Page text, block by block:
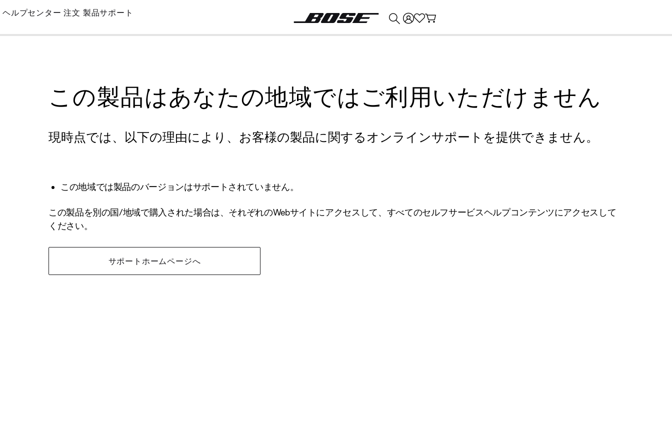
Skip
Main
ヘルプセンター 注文 製品サポート
この製品はあなたの地域ではご利用いただけません
現時点では、以下の理由により、お客様の製品に関するオンラインサポートを提供できません。
この地域では製品のバージョンはサポートされていません。
この製品を別の国/地域で購入された場合は、それぞれのWebサイトにアクセスして、すべてのセルフサービスヘルプコンテンツにアクセスして
ください。
サポートホームページへ